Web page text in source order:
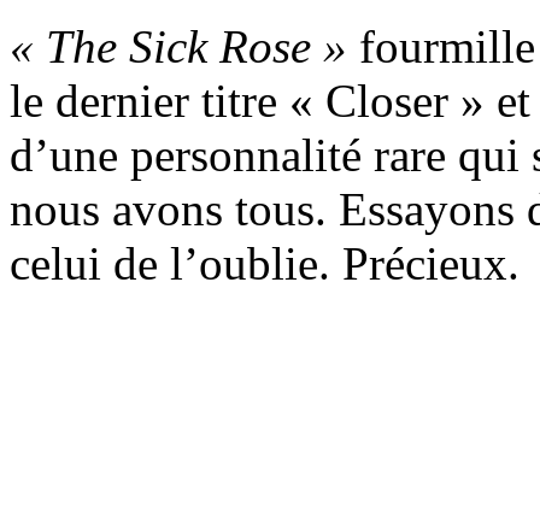
« The Sick Rose »
le dernier titre « Closer »
d’une personnalité rare qui
nous avons tous.
celui de l’oublie. Précieux.